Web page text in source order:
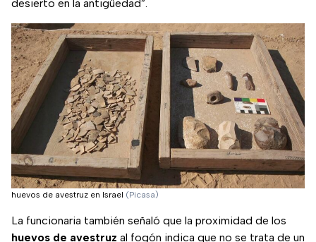
desierto en la antigüedad”.
huevos de avestruz en Israel (Picasa)
La funcionaria también señaló que la proximidad de los
huevos de avestruz al fogón indica que no se trata de un